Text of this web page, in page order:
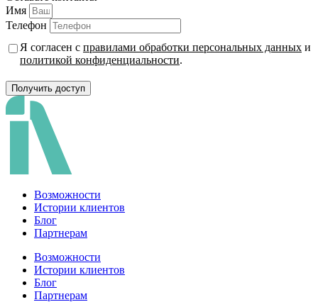
Имя
Телефон
Я согласен с правилами обработки персональных данных и
политикой конфиденциальности.
Получить доступ
Возможности
Истории клиентов
Блог
Партнерам
Возможности
Истории клиентов
Блог
Партнерам